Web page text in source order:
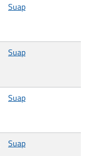
Suap
Suap
Suap
Suap